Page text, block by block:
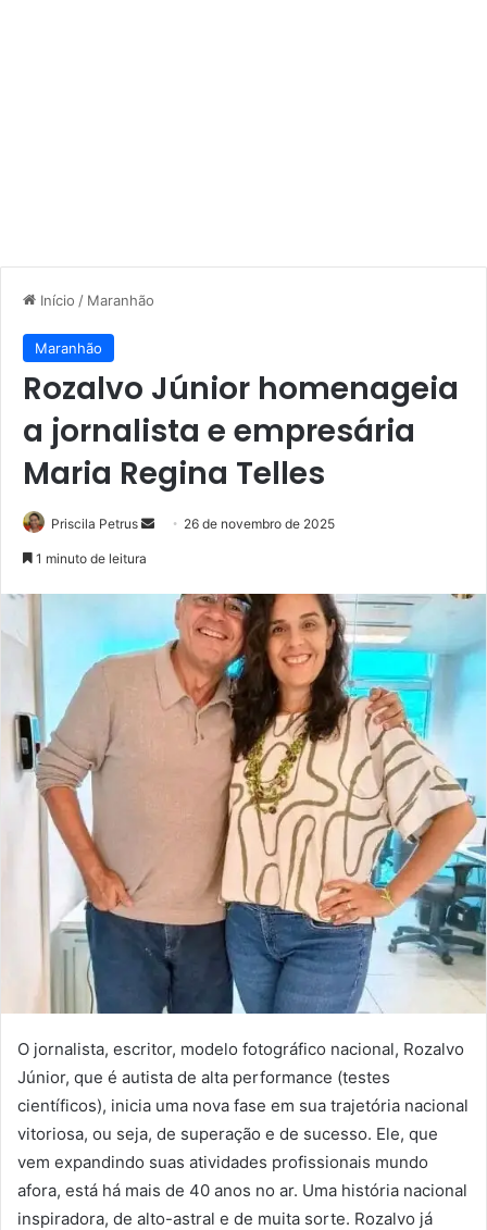
Início / Maranhão
Maranhão
Rozalvo Júnior homenageia
a jornalista e empresária
Maria Regina Telles
Priscila Petrus
e
u
m
26 de novembro de 2025
1 minuto de leitura
O jornalista, escritor, modelo fotográfico nacional, Rozalvo
Júnior, que é autista de alta performance (testes
científicos), inicia uma nova fase em sua trajetória nacional
vitoriosa, ou seja, de superação e de sucesso. Ele, que
vem expandindo suas atividades profissionais mundo
afora, está há mais de 40 anos no ar. Uma história nacional
inspiradora, de alto-astral e de muita sorte. Rozalvo já